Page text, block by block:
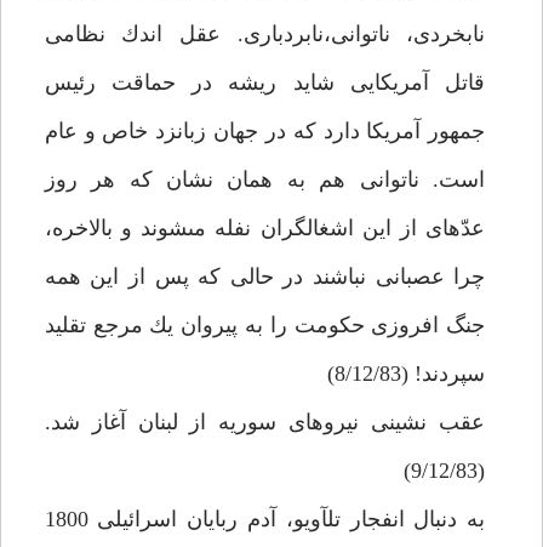
نابخردى، ناتوانى،نابردبارى. عقل اندك نظامى
قاتل آمريكايى شايد ريشه در حماقت رئيس
جمهور آمريكا دارد كه در جهان زبانزد خاص و عام
است. ناتوانى هم به همان نشان كه هر روز
عدّه‏اى از اين اشغالگران نفله مى‏شوند و بالاخره،
چرا عصبانى نباشند در حالى كه پس از اين همه
جنگ افروزى حكومت را به پيروان يك مرجع تقليد
سپردند! (8/12/83)
عقب نشينى نيروهاى سوريه از لبنان آغاز شد.
(9/12/83)
به دنبال انفجار تل‏آويو، آدم ربايان اسرائيلى 1800